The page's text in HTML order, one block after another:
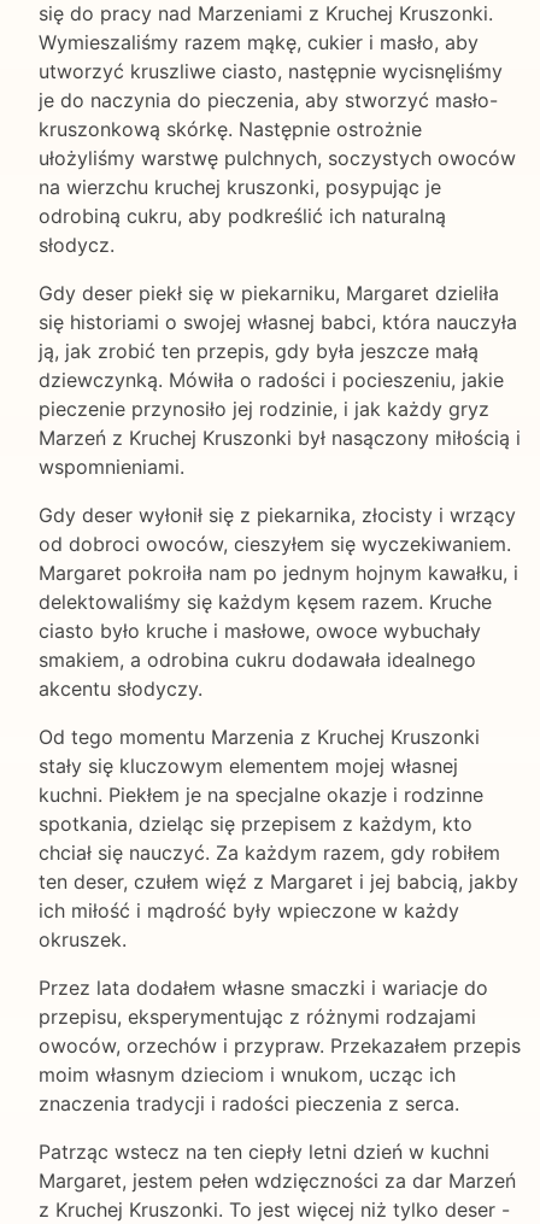
się do pracy nad Marzeniami z Kruchej Kruszonki.
Wymieszaliśmy razem mąkę, cukier i masło, aby
utworzyć kruszliwe ciasto, następnie wycisnęliśmy
je do naczynia do pieczenia, aby stworzyć masło-
kruszonkową skórkę. Następnie ostrożnie
ułożyliśmy warstwę pulchnych, soczystych owoców
na wierzchu kruchej kruszonki, posypując je
odrobiną cukru, aby podkreślić ich naturalną
słodycz.
Gdy deser piekł się w piekarniku, Margaret dzieliła
się historiami o swojej własnej babci, która nauczyła
ją, jak zrobić ten przepis, gdy była jeszcze małą
dziewczynką. Mówiła o radości i pocieszeniu, jakie
pieczenie przynosiło jej rodzinie, i jak każdy gryz
Marzeń z Kruchej Kruszonki był nasączony miłością i
wspomnieniami.
Gdy deser wyłonił się z piekarnika, złocisty i wrzący
od dobroci owoców, cieszyłem się wyczekiwaniem.
Margaret pokroiła nam po jednym hojnym kawałku, i
delektowaliśmy się każdym kęsem razem. Kruche
ciasto było kruche i masłowe, owoce wybuchały
smakiem, a odrobina cukru dodawała idealnego
akcentu słodyczy.
Od tego momentu Marzenia z Kruchej Kruszonki
stały się kluczowym elementem mojej własnej
kuchni. Piekłem je na specjalne okazje i rodzinne
spotkania, dzieląc się przepisem z każdym, kto
chciał się nauczyć. Za każdym razem, gdy robiłem
ten deser, czułem więź z Margaret i jej babcią, jakby
ich miłość i mądrość były wpieczone w każdy
okruszek.
Przez lata dodałem własne smaczki i wariacje do
przepisu, eksperymentując z różnymi rodzajami
owoców, orzechów i przypraw. Przekazałem przepis
moim własnym dzieciom i wnukom, ucząc ich
znaczenia tradycji i radości pieczenia z serca.
Patrząc wstecz na ten ciepły letni dzień w kuchni
Margaret, jestem pełen wdzięczności za dar Marzeń
z Kruchej Kruszonki. To jest więcej niż tylko deser -